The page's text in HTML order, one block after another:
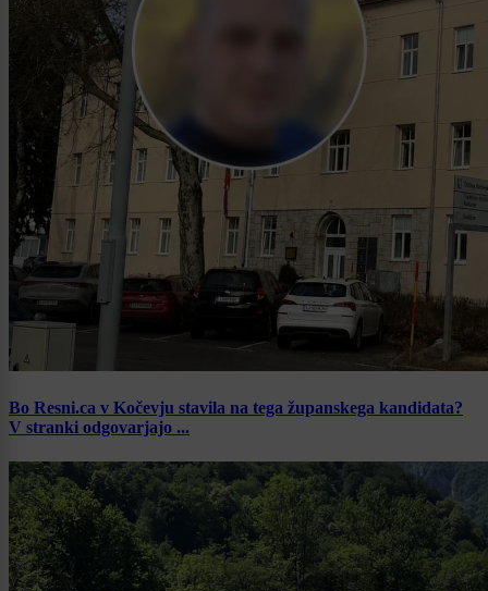
Bo Resni.ca v Kočevju stavila na tega županskega kandidata?
V stranki odgovarjajo ...